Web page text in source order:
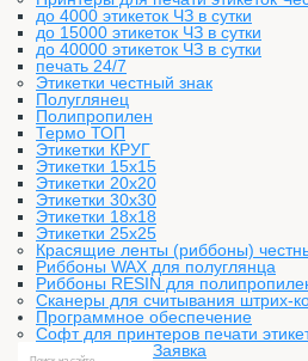
до 4000 этикеток ЧЗ в сутки
до 15000 этикеток ЧЗ в сутки
до 40000 этикеток ЧЗ в сутки
печать 24/7
Этикетки честный знак
Полуглянец
Полипропилен
Термо ТОП
Этикетки КРУГ
Этикетки 15х15
Этикетки 20х20
Этикетки 30х30
Этикетки 18х18
Этикетки 25х25
Красящие ленты (риббоны)
Риббоны WAX для полуглянца
Риббоны RESIN для
Сканеры для считывания штрих-
Программное обеспечение
Софт для принтеров печати
Заявка